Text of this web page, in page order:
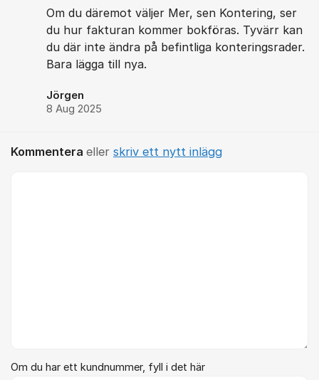
Om du däremot väljer Mer, sen Kontering, ser
du hur fakturan kommer bokföras. Tyvärr kan
du där inte ändra på befintliga konteringsrader.
Bara lägga till nya.
Jörgen
8 Aug 2025
Kommentera eller skriv ett nytt inlägg
Om du har ett kundnummer, fyll i det här